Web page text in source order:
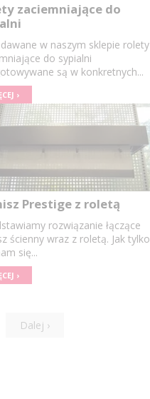
zaciemniające do
w naszym sklepie rolety
do sypialni
są w konkretnych...
›
Prestige z roletą
rozwiązanie łączące
ścienny wraz z roletą. Jak tylko
się...
›
Dalej ›